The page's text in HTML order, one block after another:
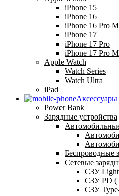
iPhone 15
iPhone 16
iPhone 16 Pro
iPhone 17
iPhone 17 Pro
iPhone 17 Pro
Apple Watch
Watch Series
Watch Ultra
iPad
Power Bank
Зарядные устройства
Беспроводные
Сетевые
СЗУ
СЗУ PD
СЗУ